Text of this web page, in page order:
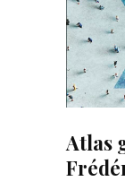
Atlas